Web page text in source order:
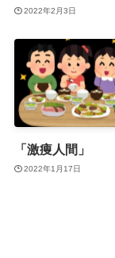
2022年2月3日
「激痩人間」
2022年1月17日